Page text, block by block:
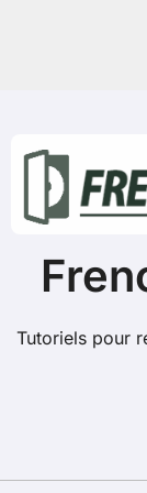
Tutoriels pour